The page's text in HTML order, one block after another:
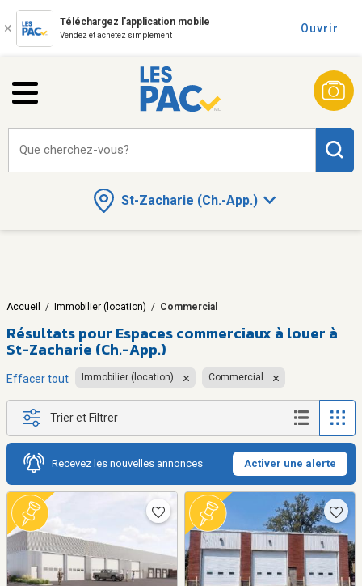
Téléchargez l'application mobile
Vendez et achetez simplement
Ouvrir
St-Zacharie (Ch.-App.)
Que cherchez-vous?
Accueil / Immobilier (location) / Commercial
Résultats pour Espaces commerciaux à louer à
St-Zacharie (Ch.-App.)
Effacer tout Immobilier (location) Commercial
Trier et Filtrer
Recevez les nouvelles annonces Activer une alerte